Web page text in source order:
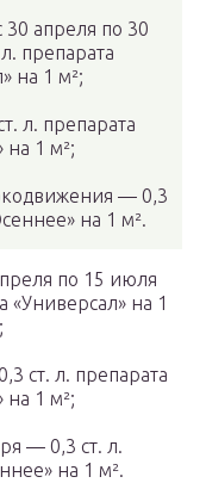
апреля по 30
препарата
на 1 м²;
л. препарата
на 1 м²;
— 0,3
на 1 м².
по 15 июля
«Универсал» на 1
ст. л. препарата
на 1 м²;
— 0,3 ст. л.
на 1 м².